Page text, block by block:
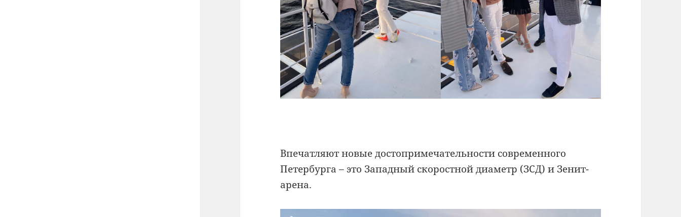
Впечатляют новые достопримечательности современного
Петербурга – это Западный скоростной диаметр (ЗСД) и Зенит-
арена.